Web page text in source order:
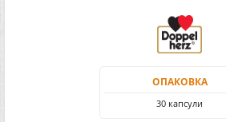
ОПАКОВКА
30 капсули